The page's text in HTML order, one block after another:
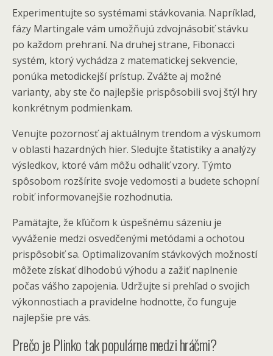
Experimentujte so systémami stávkovania. Napríklad,
fázy Martingale vám umožňujú zdvojnásobiť stávku
po každom prehraní. Na druhej strane, Fibonacci
systém, ktorý vychádza z matematickej sekvencie,
ponúka metodickejší prístup. Zvážte aj možné
varianty, aby ste čo najlepšie prispôsobili svoj štýl hry
konkrétnym podmienkam.
Venujte pozornosť aj aktuálnym trendom a výskumom
v oblasti hazardných hier. Sledujte štatistiky a analýzy
výsledkov, ktoré vám môžu odhaliť vzory. Týmto
spôsobom rozšírite svoje vedomosti a budete schopní
robiť informovanejšie rozhodnutia.
Pamätajte, že kľúčom k úspešnému sázeniu je
vyváženie medzi osvedčenými metódami a ochotou
prispôsobiť sa. Optimalizovaním stávkových možností
môžete získať dlhodobú výhodu a zažiť naplnenie
počas vášho zapojenia. Udržujte si prehľad o svojich
výkonnostiach a pravidelne hodnotte, čo funguje
najlepšie pre vás.
Prečo je Plinko tak populárne medzi hráčmi?